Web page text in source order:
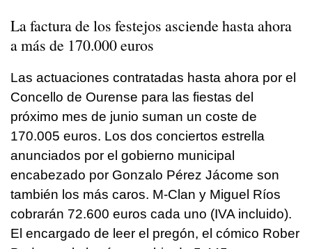
La factura de los festejos asciende hasta ahora
a más de 170.000 euros
Las actuaciones contratadas hasta ahora por el
Concello de Ourense para las fiestas del
próximo mes de junio suman un coste de
170.005 euros. Los dos conciertos estrella
anunciados por el gobierno municipal
encabezado por Gonzalo Pérez Jácome son
también los más caros. M-Clan y Miguel Ríos
cobrarán 72.600 euros cada uno (IVA incluido).
El encargado de leer el pregón, el cómico Rober